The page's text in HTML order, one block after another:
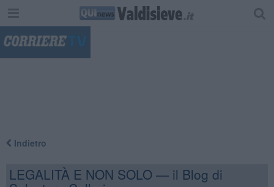
Indietro
LEGALITÀ E NON SOLO — il Blog di